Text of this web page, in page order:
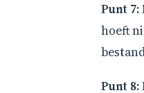
Punt
hoeft
Punt